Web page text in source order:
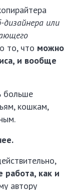
или
то, что можно
и вообще
больше
кошкам,
работа, как и
автору